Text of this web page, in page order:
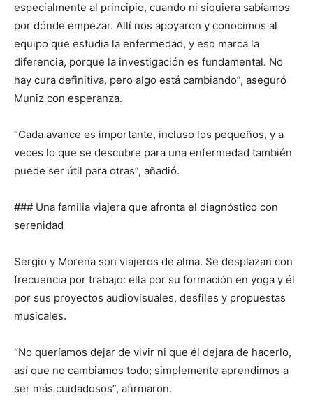
especialmente al principio, cuando ni siquiera sabíamos
por dónde empezar. Allí nos apoyaron y conocimos al
equipo que estudia la enfermedad, y eso marca la
diferencia, porque la investigación es fundamental. No
hay cura definitiva, pero algo está cambiando”, aseguró
Muniz con esperanza.
“Cada avance es importante, incluso los pequeños, y a
veces lo que se descubre para una enfermedad también
puede ser útil para otras”, añadió.
### Una familia viajera que afronta el diagnóstico con
serenidad
Sergio y Morena son viajeros de alma. Se desplazan con
frecuencia por trabajo: ella por su formación en yoga y él
por sus proyectos audiovisuales, desfiles y propuestas
musicales.
“No queríamos dejar de vivir ni que él dejara de hacerlo,
así que no cambiamos todo; simplemente aprendimos a
ser más cuidadosos”, afirmaron.